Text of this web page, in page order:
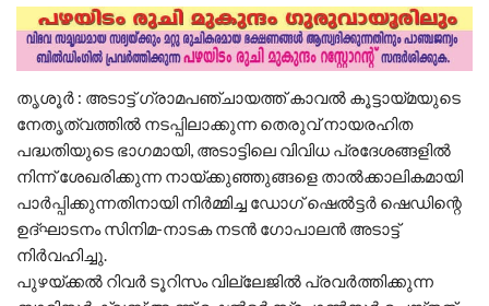
തൃശൂർ : അടാട്ട് ഗ്രാമപഞ്ചായത്ത് കാവൽ കൂട്ടായ്മയുടെ
നേതൃത്വത്തിൽ നടപ്പിലാക്കുന്ന തെരുവ് നായരഹിത
പദ്ധതിയുടെ ഭാഗമായി, അടാട്ടിലെ വിവിധ പ്രദേശങ്ങളിൽ
നിന്ന് ശേഖരിക്കുന്ന നായ്ക്കുഞ്ഞുങ്ങളെ താൽക്കാലികമായി
പാർപ്പിക്കുന്നതിനായി നിർമ്മിച്ച ഡോഗ് ഷെൽട്ടർ ഷെഡിന്റെ
ഉദ്ഘാടനം സിനിമ-നാടക നടൻ ഗോപാലൻ അടാട്ട്
നിർവഹിച്ചു.
പുഴയ്ക്കൽ റിവർ ടൂറിസം വില്ലേജിൽ പ്രവർത്തിക്കുന്ന